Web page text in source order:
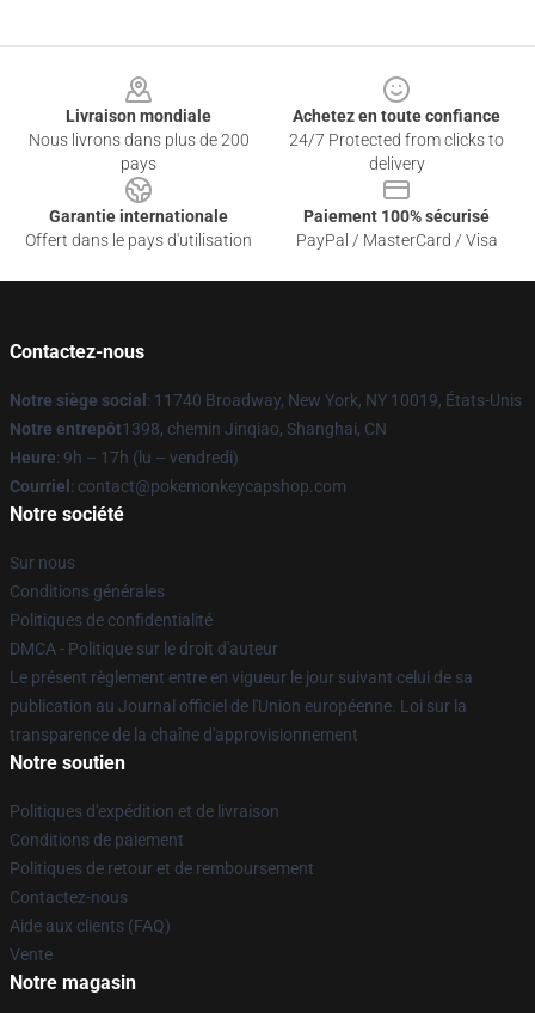
Livraison mondiale
Nous livrons dans plus de 200
pays
Achetez en toute confiance
24/7 Protected from clicks to
delivery
Garantie internationale
Offert dans le pays d'utilisation
Paiement 100% sécurisé
PayPal / MasterCard / Visa
Contactez-nous
Notre siège social : 11740 Broadway, New York, NY 10019, États-Unis
Notre entrepôt1398, chemin Jinqiao, Shanghai, CN
Heure: 9h – 17h (lu – vendredi)
Courriel : contact@pokemonkeycapshop.com
Notre société
Sur nous
Conditions générales
Politiques de confidentialité
DMCA - Politique sur le droit d'auteur
Le présent règlement entre en vigueur le jour suivant celui de sa
publication au Journal officiel de l'Union européenne. Loi sur la
transparence de la chaîne d'approvisionnement
Notre soutien
Politiques d'expédition et de livraison
Conditions de paiement
Politiques de retour et de remboursement
Contactez-nous
Aide aux clients (FAQ)
Vente
Notre magasin